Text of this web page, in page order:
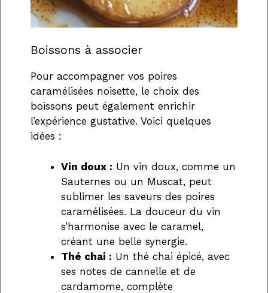
Boissons à associer
Pour accompagner vos poires
caramélisées noisette, le choix des
boissons peut également enrichir
l’expérience gustative. Voici quelques
idées :
Vin doux : Un vin doux, comme un
Sauternes ou un Muscat, peut
sublimer les saveurs des poires
caramélisées. La douceur du vin
s’harmonise avec le caramel,
créant une belle synergie.
Thé chai : Un thé chai épicé, avec
ses notes de cannelle et de
cardamome, complète